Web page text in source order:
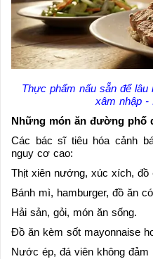
Thực phẩm nấu sẵn để
xâm nhập -
Những món ăn đường phố
Các bác sĩ tiêu hóa cảnh
nguy cơ cao:
Thịt xiên nướng, xúc xích, đồ
Bánh mì, hamburger, đồ ăn
Hải sản, gỏi, món ăn sống.
Đồ ăn kèm sốt mayonnaise
Nước ép, đá viên không đảm